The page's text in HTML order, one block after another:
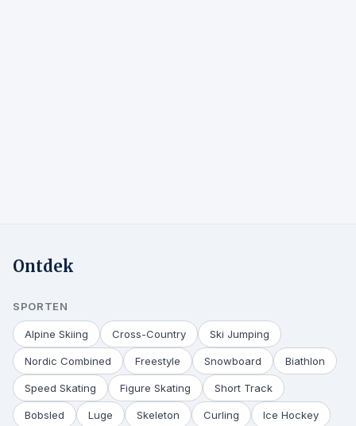
Ontdek
SPORTEN
Alpine Skiing Cross-Country Ski Jumping
Nordic Combined Freestyle Snowboard Biathlon
Speed Skating Figure Skating Short Track
Bobsled Luge Skeleton Curling Ice Hockey